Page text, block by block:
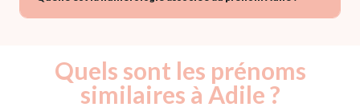
Quels sont les prénoms
similaires à Adile ?